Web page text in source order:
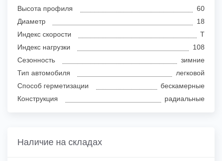
Высота профиля
60
Диаметр
18
Индекс скорости
T
Индекс нагрузки
108
Сезонность
зимние
Тип автомобиля
легковой
Способ герметизации
бескамерные
Конструкция
радиальные
Наличие на складах